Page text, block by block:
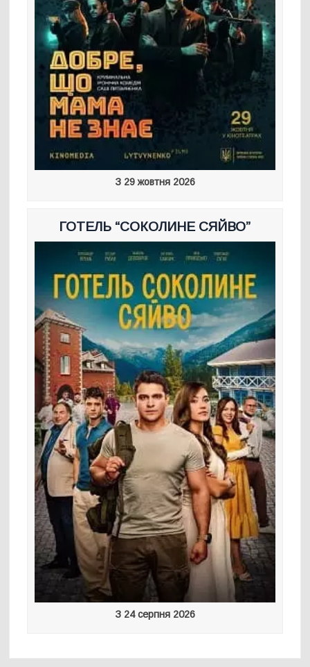
З 29 жовтня 2026
ГОТЕЛЬ “СОКОЛИНЕ СЯЙВО”
З 24 серпня 2026